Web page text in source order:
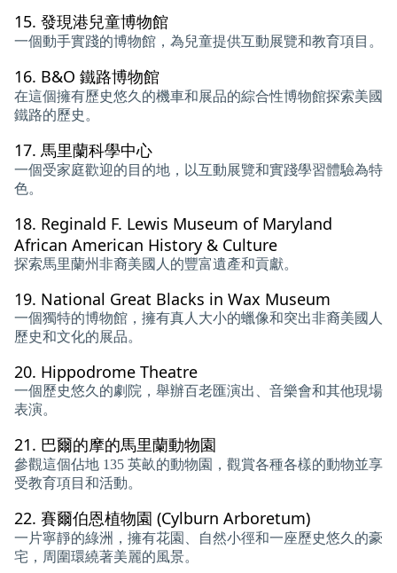
15. 發現港兒童博物館
一個動手實踐的博物館，為兒童提供互動展覽和教育項目。
16. B&O 鐵路博物館
在這個擁有歷史悠久的機車和展品的綜合性博物館探索美國
鐵路的歷史。
17. 馬里蘭科學中心
一個受家庭歡迎的目的地，以互動展覽和實踐學習體驗為特
色。
18. Reginald F. Lewis Museum of Maryland
African American History & Culture
探索馬里蘭州非裔美國人的豐富遺產和貢獻。
19. National Great Blacks in Wax Museum
一個獨特的博物館，擁有真人大小的蠟像和突出非裔美國人
歷史和文化的展品。
20. Hippodrome Theatre
一個歷史悠久的劇院，舉辦百老匯演出、音樂會和其他現場
表演。
21. 巴爾的摩的馬里蘭動物園
參觀這個佔地 135 英畝的動物園，觀賞各種各樣的動物並享
受教育項目和活動。
22. 賽爾伯恩植物園 (Cylburn Arboretum)
一片寧靜的綠洲，擁有花園、自然小徑和一座歷史悠久的豪
宅，周圍環繞著美麗的風景。